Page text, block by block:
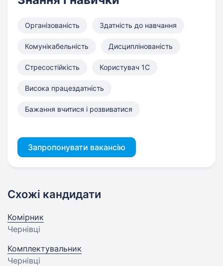
Організованість Здатність до навчання
Комунікабельність Дисциплінованість
Стресостійкість Користувач 1С
Висока працездатність
Бажання вчитися і розвиватися
Запропонувати вакансію
Схожі кандидати
Комірник
Чернівці
Комплектувальник
Чернівці